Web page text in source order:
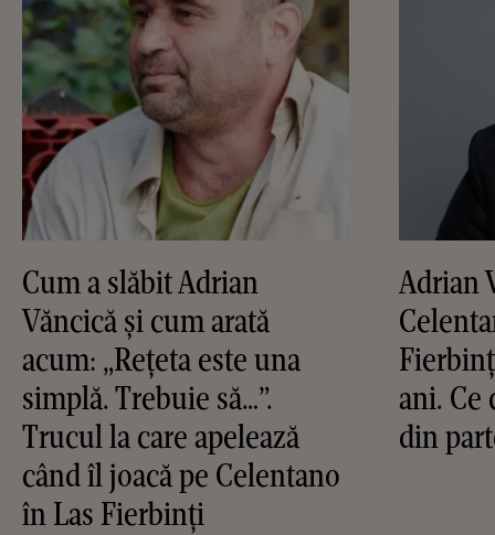
Cum a slăbit Adrian
Văncică și cum arată
acum: „Rețeta este una
simplă. Trebuie să…”.
Trucul la care apelează
când îl joacă pe Celentano
în Las Fierbinți
Adrian
ani. Ce
din